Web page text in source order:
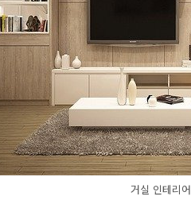
거실 인테리어